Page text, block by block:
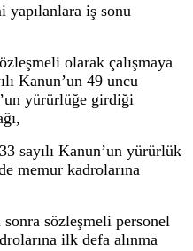
yapılanlara iş sonu
olarak çalışmaya
Kanun’un 49 uncu
yürürlüğe girdiği
sayılı Kanun’un yürürlük
memur kadrolarına
sözleşmeli personel
ilk defa alınma